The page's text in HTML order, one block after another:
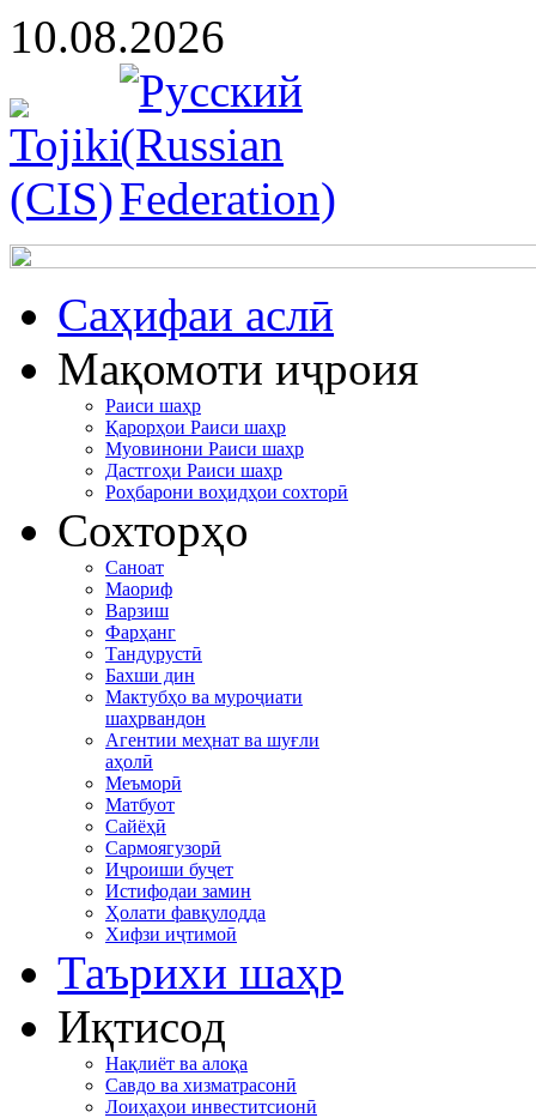
10.08.2026
Cаҳифаи аслӣ
Мақомоти иҷроия
Раиси шаҳр
Қарорҳои Раиси шаҳр
Муовинони Раиси шаҳр
Дастгоҳи Раиси шаҳр
Роҳбарони воҳидҳои сохторӣ
Сохторҳо
Саноат
Маориф
Варзиш
Фарҳанг
Тандурустӣ
Бахши дин
Мактубҳо ва муроҷиати
шаҳрвандон
Агентии меҳнат ва шуғли
аҳолӣ
Меъморӣ
Матбуот
Сайёҳӣ
Сармоягузорӣ
Иҷроиши буҷет
Истифодаи замин
Ҳолати фавқулодда
Хифзи иҷтимоӣ
Таърихи шаҳр
Иқтисод
Нақлиёт ва алоқа
Савдо ва хизматрасонӣ
Лоиҳаҳои инвеститсионӣ